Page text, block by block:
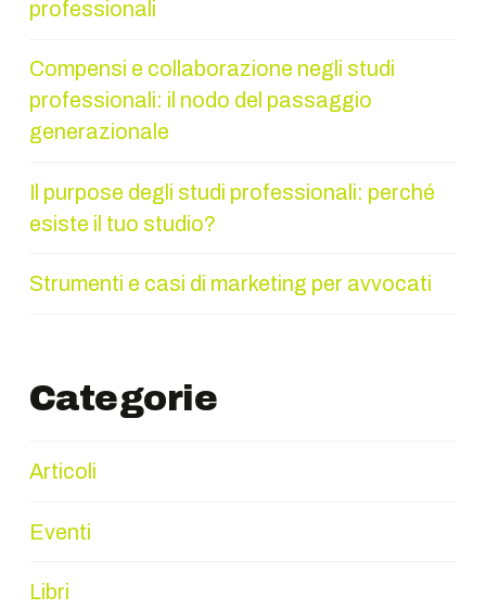
professionali
Compensi e collaborazione negli studi
professionali: il nodo del passaggio
generazionale
Il purpose degli studi professionali: perché
esiste il tuo studio?
Strumenti e casi di marketing per avvocati
Categorie
Articoli
Eventi
Libri